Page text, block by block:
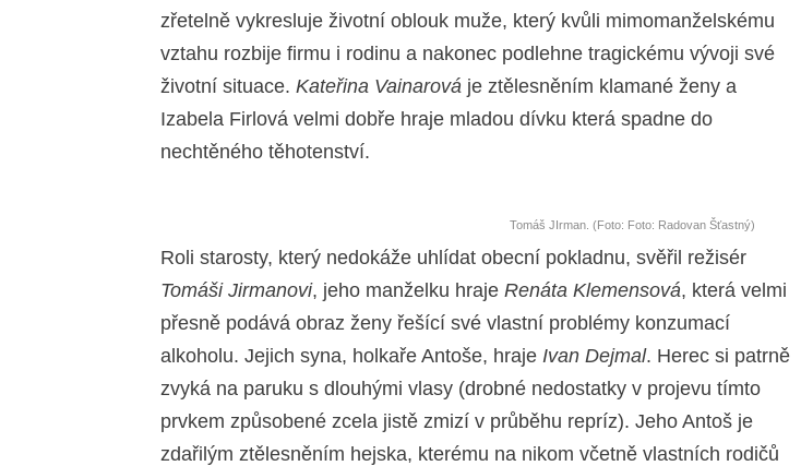
zřetelně vykresluje životní oblouk muže, který kvůli mimomanželskému
vztahu rozbije firmu i rodinu a nakonec podlehne tragickému vývoji své
životní situace. Kateřina Vainarová je ztělesněním klamané ženy a
Izabela Firlová velmi dobře hraje mladou dívku která spadne do
nechtěného těhotenství.
Tomáš JIrman. (Foto: Foto: Radovan Šťastný)
Roli starosty, který nedokáže uhlídat obecní pokladnu, svěřil režisér
Tomáši Jirmanovi, jeho manželku hraje Renáta Klemensová, která velmi
přesně podává obraz ženy řešící své vlastní problémy konzumací
alkoholu. Jejich syna, holkaře Antoše, hraje Ivan Dejmal. Herec si patrně
zvyká na paruku s dlouhými vlasy (drobné nedostatky v projevu tímto
prvkem způsobené zcela jistě zmizí v průběhu repríz). Jeho Antoš je
zdařilým ztělesněním hejska, kterému na nikom včetně vlastních rodičů